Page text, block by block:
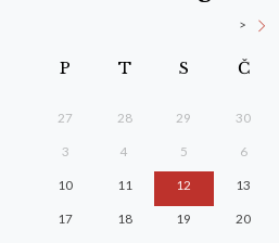
>
P T S Č
27 28 29 30
3 4 5 6
10 11 12 13
17 18 19 20